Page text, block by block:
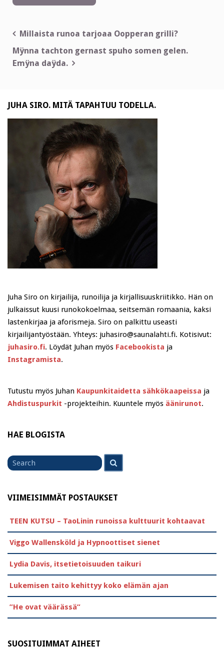
Artikkelien
selaus
Millaista runoa tarjoaa Oopperan grilli?
Mÿnna tachton gernast spuho somen gelen.
Emÿna daÿda.
JUHA SIRO. MITÄ TAPAHTUU TODELLA.
Juha Siro on kirjailija, runoilija ja kirjallisuuskriitikko. Hän on
julkaissut kuusi runokokoelmaa, seitsemän romaania, kaksi
lastenkirjaa ja aforismeja. Siro on palkittu useasti
kirjailijantyöstään. Yhteys: juhasiro@saunalahti.fi. Kotisivut:
juhasiro.fi. Löydät Juhan myös Facebookista ja
Instagramista.
Tutustu myös Juhan Kaupunkitaidetta sähkökaapeissa ja
Ahdistuspurkit -projekteihin. Kuuntele myös äänirunot.
HAE BLOGISTA
Search
for
VIIMEISIMMÄT POSTAUKSET
TEEN KUTSU – TaoLinin runoissa kulttuurit kohtaavat
Viggo Wallensköld ja Hypnoottiset sienet
Lydia Davis, itsetietoisuuden taikuri
Lukemisen taito kehittyy koko elämän ajan
”He ovat väärässä”
SUOSITUIMMAT AIHEET